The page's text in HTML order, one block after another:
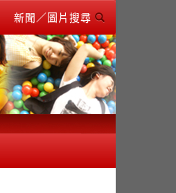
新聞／圖片搜尋